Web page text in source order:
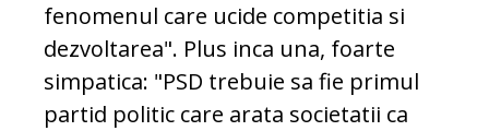
fenomenul care ucide competitia si
dezvoltarea". Plus inca una, foarte
simpatica: "PSD trebuie sa fie primul
partid politic care arata societatii ca